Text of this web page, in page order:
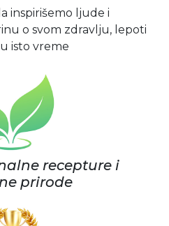
inspirišemo ljude i
o svom zdravlju, lepoti
isto vreme
recepture i
prirode